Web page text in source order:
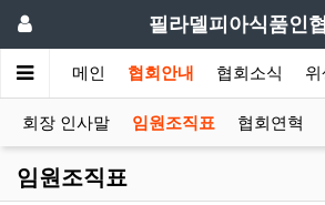
필라델피아식품인
메인 협회안내 협회소식
회장 인사말 임원조직표 협회연혁
임원조직표